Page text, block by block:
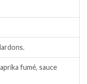
fumé, sauce